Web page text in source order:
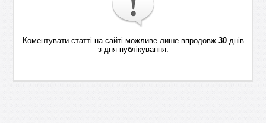
Коментувати статті на сайті можливе лише впродовж 30днів
з дня публікування.